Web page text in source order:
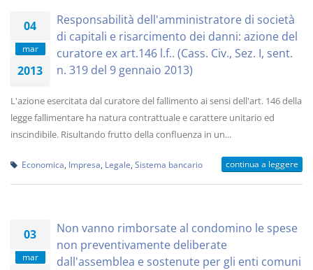
04
mar
2013
Responsabilità dell'amministratore di società
di capitali e risarcimento dei danni: azione del
curatore ex art.146 l.f.. (Cass. Civ., Sez. I, sent.
n. 319 del 9 gennaio 2013)
L'azione esercitata dal curatore del fallimento ai sensi dell'art. 146 della
legge fallimentare ha natura contrattuale e carattere unitario ed
inscindibile. Risultando frutto della confluenza in un...
Economica Impresa Legale Sistema bancario continua a leggere
03
mar
Non vanno rimborsate al condomino le spese
non preventivamente deliberate
dall'assemblea e sostenute per gli enti comuni